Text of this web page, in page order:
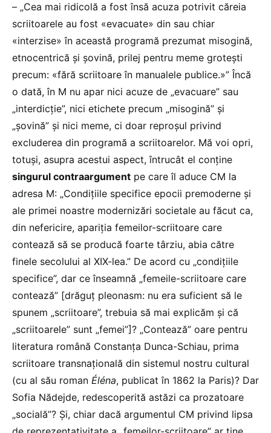
– „Cea mai ridicolă a fost însă acuza potrivit căreia
scriitoarele au fost «evacuate» din sau chiar
«interzise» în această programă prezumat misogină,
etnocentrică și șovină, prilej pentru meme grotești
precum: «fără scriitoare în manualele publice.»” Încă
o dată, în M nu apar nici acuze de „evacuare” sau
„interdicție”, nici etichete precum „misogină” și
„șovină” și nici meme, ci doar reproșul privind
excluderea din programă a scriitoarelor. Mă voi opri,
totuși, asupra acestui aspect, întrucât el conține
singurul contraargument pe care îl aduce CM la
adresa M: „Condițiile specifice epocii premoderne și
ale primei noastre modernizări societale au făcut ca,
din nefericire, apariția femeilor-scriitoare care
contează să se producă foarte târziu, abia către
finele secolului al XIX-lea.” De acord cu „condițiile
specifice”, dar ce înseamnă „femeile-scriitoare care
contează” [drăguț pleonasm: nu era suficient să le
spunem „scriitoare”, trebuia să mai explicăm și că
„scriitoarele” sunt „femei”]? „Contează” oare pentru
literatura română Constanța Dunca-Schiau, prima
scriitoare transnațională din sistemul nostru cultural
(cu al său roman Éléna, publicat în 1862 la Paris)? Dar
Sofia Nădejde, redescoperită astăzi ca prozatoare
„socială”? Și, chiar dacă argumentul CM privind lipsa